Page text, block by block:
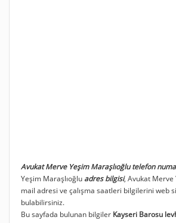
Avukat Merve Yeşim Maraşlıoğlu telefon
Yeşim Maraşlıoğlu adres bilgisi, Avukat Merve
mail adresi ve çalışma saatleri bilgilerini web
bulabilirsiniz.
Bu sayfada bulunan bilgiler Kayseri Barosu